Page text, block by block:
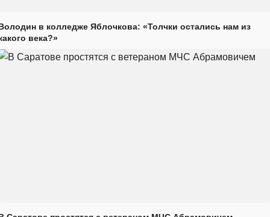
в колледже Яблочкова: «Толчки остались нам из
века?»